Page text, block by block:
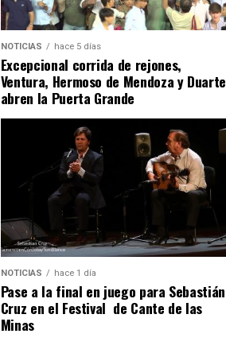
NOTICIAS hace 5 días
Excepcional corrida de rejones,
Ventura, Hermoso de Mendoza y Duarte
abren la Puerta Grande
NOTICIAS hace 1 día
Pase a la final en juego para Sebastián
Cruz en el Festival de Cante de las
Minas